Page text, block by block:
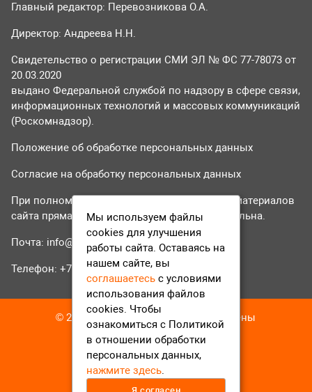
Главный редактор: Перевозникова О.А.
Директор: Андреева Н.Н.
Свидетельство о регистрации СМИ ЭЛ № ФС 77-78073 от
20.03.2020
выдано Федеральной службой по надзору в сфере связи,
информационных технологий и массовых коммуникаций
(Роскомнадзор).
Положение об обработке персональных данных
Согласие на обработку персональных данных
При полном или частичном использовании материалов
сайта прямая гиперссылка на tvr24.tv обязательна.
Почта: info@tvr24.tv
Телефон: +7 (496) 551-04-95
© 2016-2023 ТВР24 Все права защищены
Мы используем файлы
cookies для улучшения
работы сайта. Оставаясь на
нашем сайте, вы
соглашаетесь с условиями
использования файлов
cookies. Чтобы
ознакомиться с Политикой
в отношении обработки
персональных данных,
нажмите здесь.